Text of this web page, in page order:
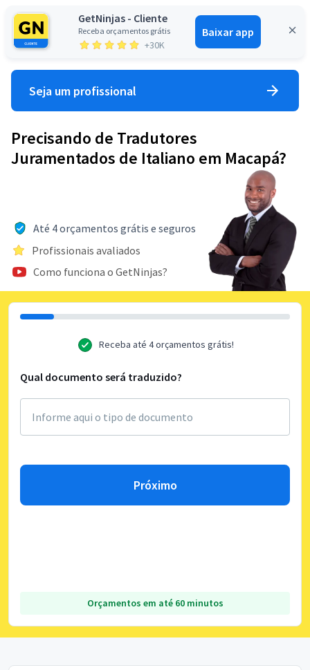
GetNinjas - Cliente
Receba orçamentos grátis
+30K
Baixar app
Entrar
Seja um profissional
Precisando de Tradutores
Juramentados de Italiano em Macapá?
Até 4 orçamentos grátis e seguros
Profissionais avaliados
Como funciona o GetNinjas?
Receba até 4 orçamentos grátis!
Qual documento será traduzido?
Próximo
Orçamentos em até 60 minutos